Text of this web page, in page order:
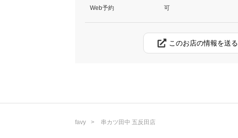
Web予約 可
このお店の情報を送る
favy 串カツ田中 五反田店